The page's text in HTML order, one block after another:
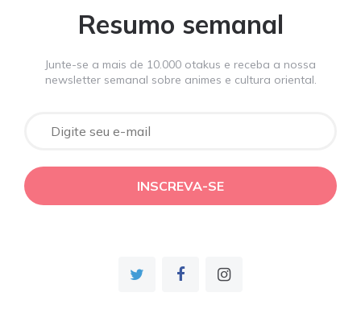
Resumo semanal
Junte-se a mais de 10.000 otakus e receba a nossa
newsletter semanal sobre animes e cultura oriental.